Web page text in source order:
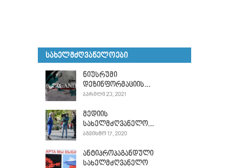
ᲡᲐᲮᲔᲚᲛᲫᲦᲕᲐᲜᲔᲚᲝᲔᲑᲘ
ნიუსრუმი
დეზინფორმაციის...
ᲐᲞᲠᲘᲚᲘ 23, 2021
მედიის
სახელმძღვანელო...
ᲐᲒᲕᲘᲡᲢᲝ 17, 2020
ანტიპროპაგანდული
სახელმძღვანელო